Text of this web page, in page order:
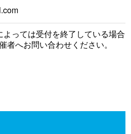
っては受付を終了している場合
者へお問い合わせください。